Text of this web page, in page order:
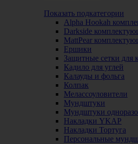
Показать подкатегории
Alpha Hookah
Darkside
MattPear
Ершики
Защитные сетки для
Кадило для углей
Калауды и фольга
Колпак
Мелассоуловители
Мундштуки
Мундштуки
Накладки YKAP
Накладки Тортуга
Персональные